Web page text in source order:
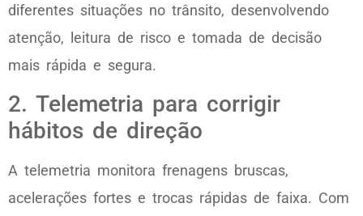
diferentes situações no trânsito, desenvolvendo
atenção, leitura de risco e tomada de decisão
mais rápida e segura.
2. Telemetria para corrigir
hábitos de direção
A telemetria monitora frenagens bruscas,
acelerações fortes e trocas rápidas de faixa. Com